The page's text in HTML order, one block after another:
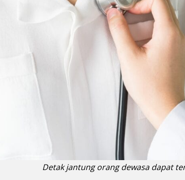
Detak jantung orang dewasa dapat